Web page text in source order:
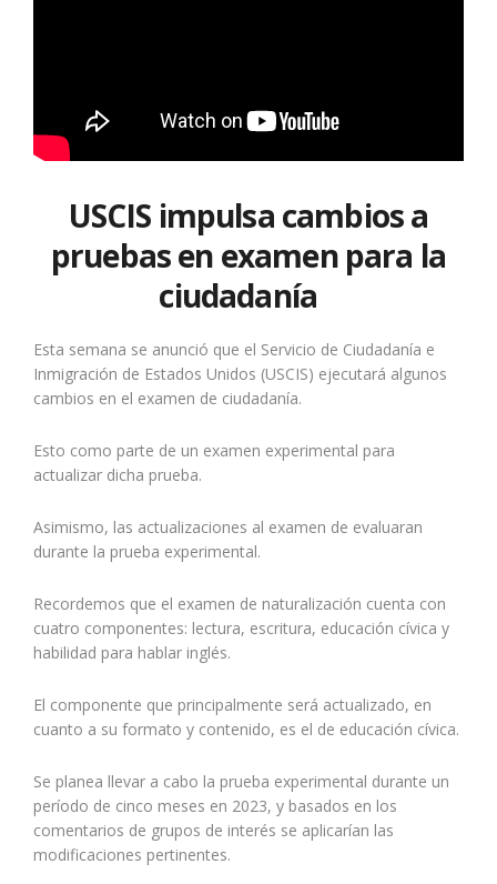
USCIS impulsa cambios a
pruebas en examen para la
ciudadanía
Esta semana se anunció que el Servicio de Ciudadanía e
Inmigración de Estados Unidos (USCIS) ejecutará algunos
cambios en el examen de ciudadanía.
Esto como parte de un examen experimental para
actualizar dicha prueba.
Asimismo, las actualizaciones al examen de evaluaran
durante la prueba experimental.
Recordemos que el examen de naturalización cuenta con
cuatro componentes: lectura, escritura, educación cívica y
habilidad para hablar inglés.
El componente que principalmente será actualizado, en
cuanto a su formato y contenido, es el de educación cívica.
Se planea llevar a cabo la prueba experimental durante un
período de cinco meses en 2023, y basados en los
comentarios de grupos de interés se aplicarían las
modificaciones pertinentes.